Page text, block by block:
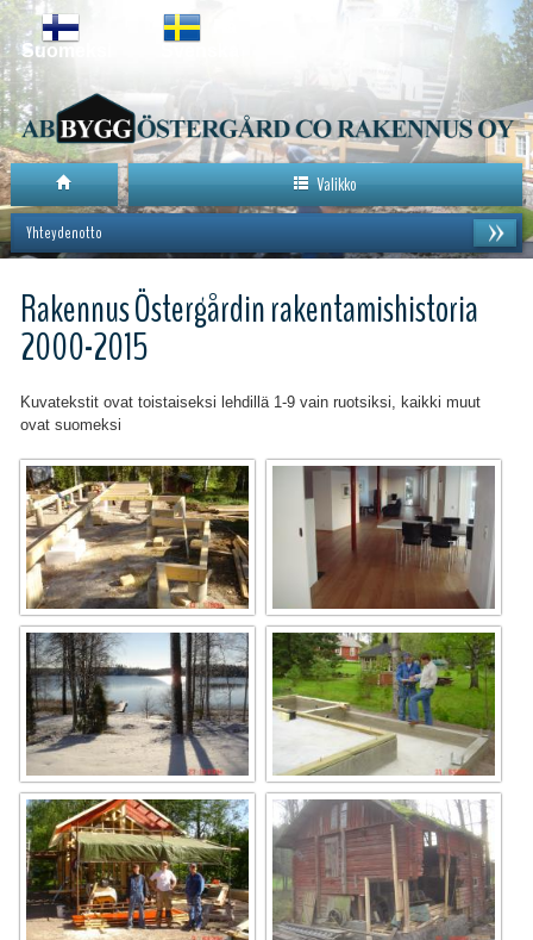
Suomeksi
Valikko
Yhteydenotto
Rakennus Östergårdin rakentamishistoria
2000-2015
Kuvatekstit ovat toistaiseksi lehdillä 1-9 vain ruotsiksi, kaikki muut
ovat suomeksi